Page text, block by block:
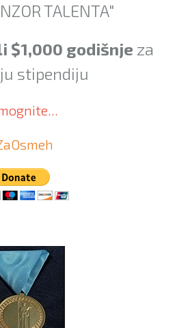
TALENTA"
$1,000 godišnje za
stipendiju